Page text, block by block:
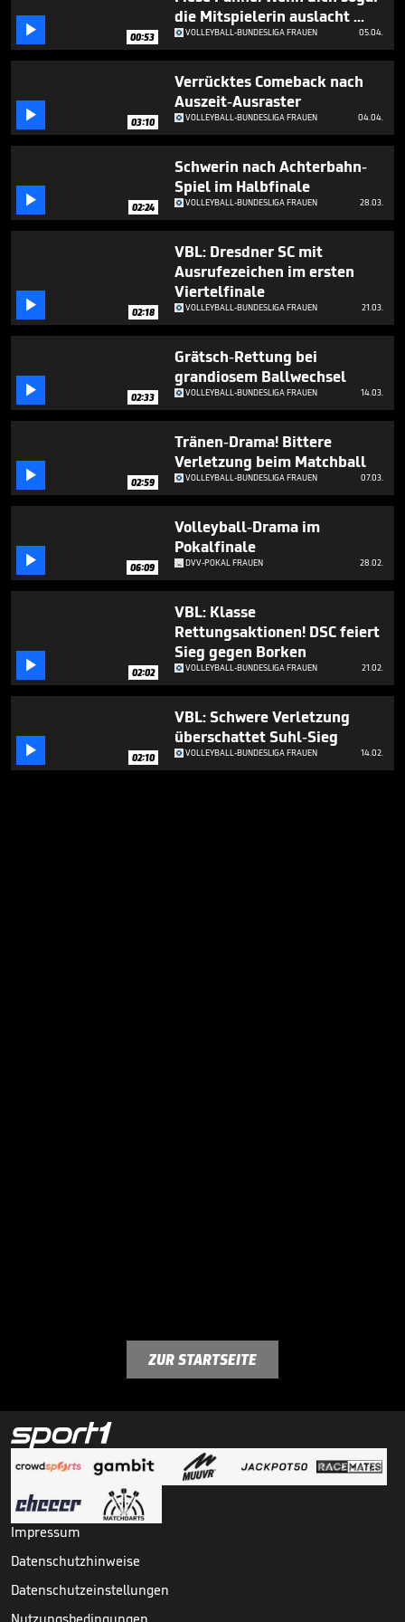
minutes,
seconds
 00:53
die Mitspielerin auslacht ...
VOLLEYBALL-BUNDESLIGA FRAUEN 05.04.
 03:10
Verrücktes Comeback nach
Auszeit-Ausraster
VOLLEYBALL-BUNDESLIGA FRAUEN 04.04.
 02:24
Schwerin nach Achterbahn-
Spiel im Halbfinale
VOLLEYBALL-BUNDESLIGA FRAUEN 28.03.
 02:18
VBL: Dresdner SC mit
Ausrufezeichen im ersten
Viertelfinale
VOLLEYBALL-BUNDESLIGA FRAUEN 21.03.
 02:33
Grätsch-Rettung bei
grandiosem Ballwechsel
VOLLEYBALL-BUNDESLIGA FRAUEN 14.03.
 02:59
Tränen-Drama! Bittere
Verletzung beim Matchball
VOLLEYBALL-BUNDESLIGA FRAUEN 07.03.
 06:09
Volleyball-Drama im
Pokalfinale
DVV-POKAL FRAUEN 28.02.
 02:02
VBL: Klasse
Rettungsaktionen! DSC feiert
Sieg gegen Borken
VOLLEYBALL-BUNDESLIGA FRAUEN 21.02.
 02:10
VBL: Schwere Verletzung
überschattet Suhl-Sieg
VOLLEYBALL-BUNDESLIGA FRAUEN 14.02.
ZUR STARTSEITE
Impressum
Datenschutzhinweise
Datenschutzeinstellungen